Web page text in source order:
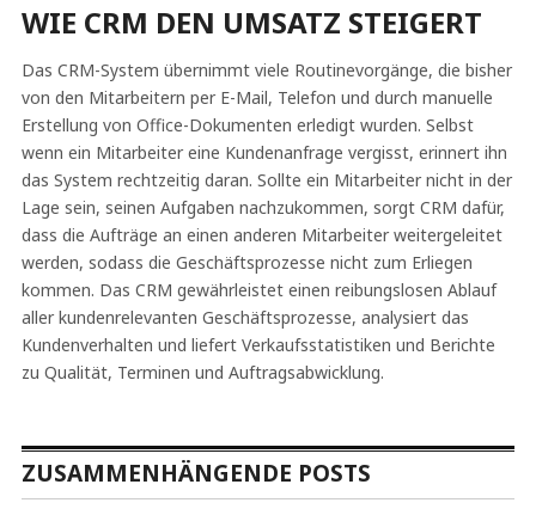
WIE CRM DEN UMSATZ STEIGERT
Das CRM-System übernimmt viele Routinevorgänge, die bisher
von den Mitarbeitern per E-Mail, Telefon und durch manuelle
Erstellung von Office-Dokumenten erledigt wurden. Selbst
wenn ein Mitarbeiter eine Kundenanfrage vergisst, erinnert ihn
das System rechtzeitig daran. Sollte ein Mitarbeiter nicht in der
Lage sein, seinen Aufgaben nachzukommen, sorgt CRM dafür,
dass die Aufträge an einen anderen Mitarbeiter weitergeleitet
werden, sodass die Geschäftsprozesse nicht zum Erliegen
kommen. Das CRM gewährleistet einen reibungslosen Ablauf
aller kundenrelevanten Geschäftsprozesse, analysiert das
Kundenverhalten und liefert Verkaufsstatistiken und Berichte
zu Qualität, Terminen und Auftragsabwicklung.
ZUSAMMENHÄNGENDE POSTS